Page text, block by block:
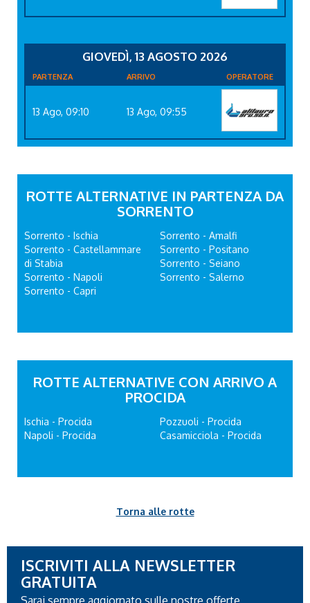
GIOVEDÌ, 13 AGOSTO 2026
PARTENZA ARRIVO OPERATORE
13 Ago, 09:10 13 Ago, 09:55
ROTTE ALTERNATIVE IN PARTENZA DA
SORRENTO
Sorrento - Ischia
Sorrento - Castellammare
di Stabia
Sorrento - Napoli
Sorrento - Capri
Sorrento - Amalfi
Sorrento - Positano
Sorrento - Seiano
Sorrento - Salerno
ROTTE ALTERNATIVE CON ARRIVO A
PROCIDA
Ischia - Procida
Napoli - Procida
Pozzuoli - Procida
Casamicciola - Procida
Torna alle rotte
ISCRIVITI ALLA NEWSLETTER
GRATUITA
Sarai sempre aggiornato sulle nostre offerte